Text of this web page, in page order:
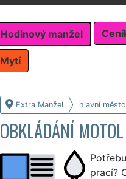
Hodinový manžel
Mytí
Extra Manžel hlavní
OBKLÁDÁNÍ MOTOL
prací?